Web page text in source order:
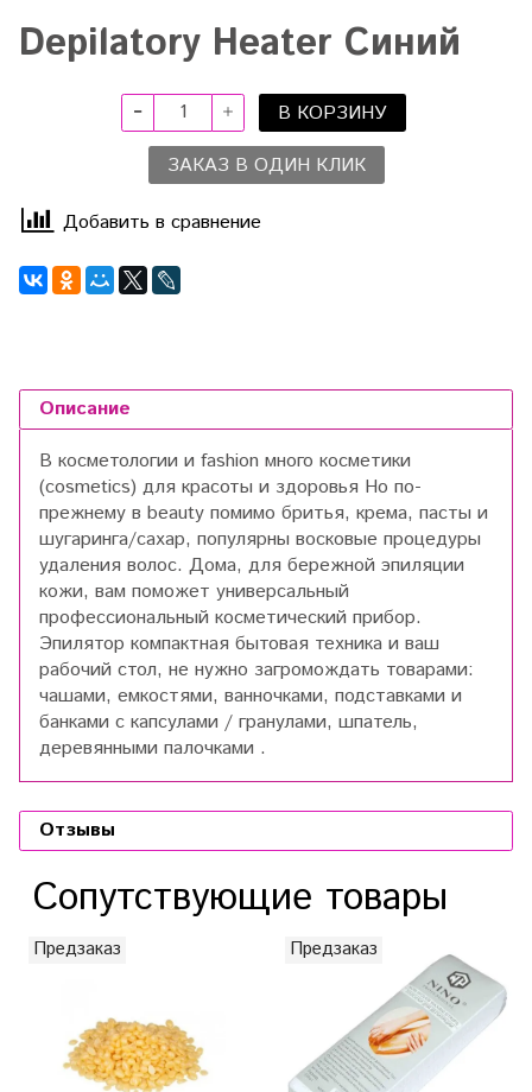
Depilatory Heater Синий
В КОРЗИНУ
ЗАКАЗ В ОДИН КЛИК
Добавить в сравнение
Описание
В косметологии и fashion много косметики
(cosmetics) для красоты и здоровья Но по-
прежнему в beauty помимо бритья, крема, пасты и
шугаринга/сахар, популярны восковые процедуры
удаления волос. Дома, для бережной эпиляции
кожи, вам поможет универсальный
профессиональный косметический прибор.
Эпилятор компактная бытовая техника и ваш
рабочий стол, не нужно загромождать товарами:
чашами, емкостями, ванночками, подставками и
банками с капсулами / гранулами, шпатель,
деревянными палочками .
Отзывы
Сопутствующие товары
Предзаказ Предзаказ